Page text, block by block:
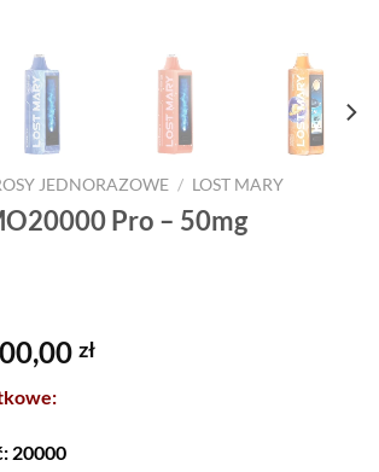
JEDNORAZOWE / LOST MARY
Pro – 50mg
złPrice
20000